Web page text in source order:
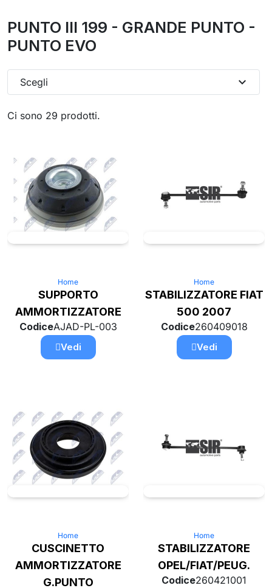
PUNTO III 199 - GRANDE PUNTO -
PUNTO EVO
Ci sono 29 prodotti.
Scegli expand_more
Home
SUPPORTO
AMMORTIZZATORE
CodiceAJAD-PL-003
Vedi
Home
STABILIZZATORE FIAT
500 2007
Codice260409018
Vedi
Home
CUSCINETTO
AMMORTIZZATORE
G.PUNTO
Home
STABILIZZATORE
OPEL/FIAT/PEUG.
Codice260421001